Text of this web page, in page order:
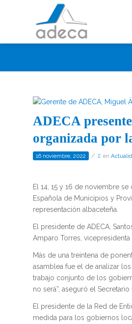
ADECA
organizada por
16 noviembre, 2022 / en
El 14, 15 y 16 de noviembre
Española de Municipios y
representación albaceteña.
El presidente de ADECA,
Amparo Torres,
Más de una treintena de
asamblea fue el de analizar
trabajo conjunto de los
no será”, aseguró el Secretario
El presidente de la Red de
medida para los gobiernos